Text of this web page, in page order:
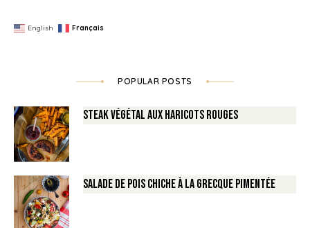
English Français
POPULAR POSTS
Steak végétal aux haricots rouges
Salade de Pois chiche à la Grecque pimentée